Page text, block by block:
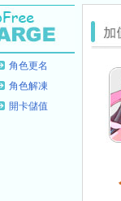
角色更名
角色解凍
開卡儲值